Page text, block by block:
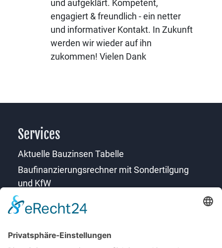
und aufgeklärt. Kompetent,
engagiert & freundlich - ein netter
und informativer Kontakt. In Zukunft
werden wir wieder auf ihn
zukommen! Vielen Dank
Services
Aktuelle Bauzinsen Tabelle
Baufinanzierungsrechner mit Sondertilgung
und KfW
Download Formulare
Ferienwohnung finanzieren Rechner
FAQ